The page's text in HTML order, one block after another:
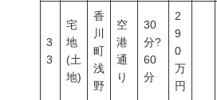
3
3
宅
地
(土
地)
香
川
町
浅
野
空
港
通
り
30
分?
60
分
2
9
0
万
円